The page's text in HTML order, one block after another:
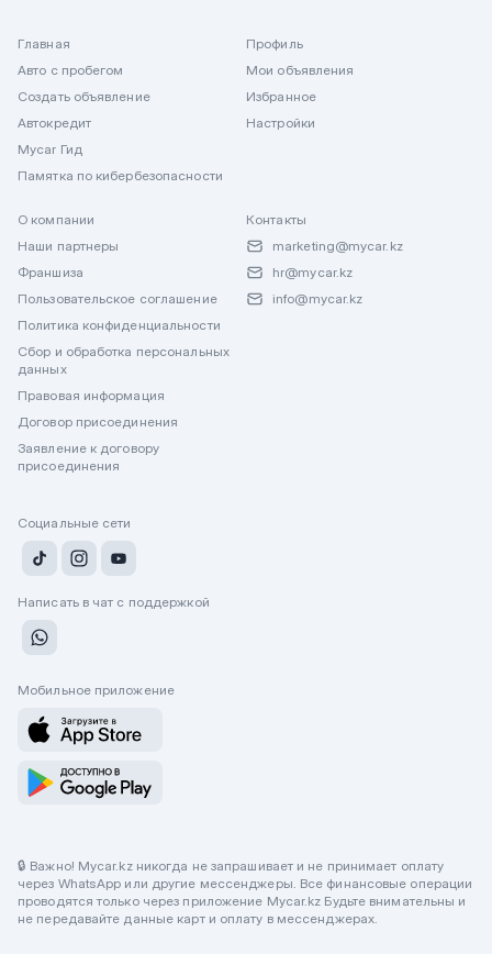
Главная
Авто с пробегом
Создать объявление
Автокредит
Mycar Гид
Памятка по кибербезопасности
Профиль
Мои объявления
Избранное
Настройки
О компании
Наши партнеры
Франшиза
Пользовательское соглашение
Политика конфиденциальности
Сбор и обработка персональных
данных
Правовая информация
Договор присоединения
Заявление к договору
присоединения
Контакты
marketing@mycar.kz
hr@mycar.kz
info@mycar.kz
Социальные сети
Написать в чат с поддержкой
Мобильное приложение
🔒 Важно! Mycar.kz никогда не запрашивает и не принимает оплату
через WhatsApp или другие мессенджеры. Все финансовые операции
проводятся только через приложение Mycar.kz Будьте внимательны и
не передавайте данные карт и оплату в мессенджерах.